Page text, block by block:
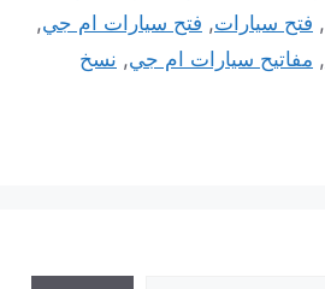
, فتح سيارات, فتح سيارات ام جي,
, مفاتيح سيارات ام جي, نسخ